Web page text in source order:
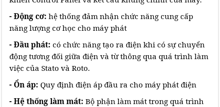
- Động cơ: hệ thống đảm nhận chức năng cung cấp
năng lượng cơ học cho máy phát
- Đầu phát: có chức năng tạo ra điện khi có sự chuyển
động tương đối giữa điện và từ thông qua quá trình làm
việc của Stato và Roto.
- Ổn áp: Quy định điện áp đầu ra cho máy phát điện
- Hệ thống làm mát: Bộ phận làm mát trong quá trình